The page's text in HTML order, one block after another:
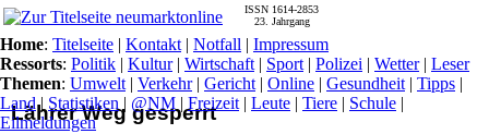
Lährer Weg gesperrt
ISSN 1614-2853
23. Jahrgang
Home: Titelseite | Kontakt | Notfall | Impressum
Ressorts: Politik | Kultur| Wirtschaft | Sport | Polizei | Wetter| Leser
Themen: Umwelt | Verkehr| Gericht | Online | Gesundheit | Tipps |
Land| Statistiken | @NM | Freizeit | Leute | Tiere | Schule |
Eilmeldungen